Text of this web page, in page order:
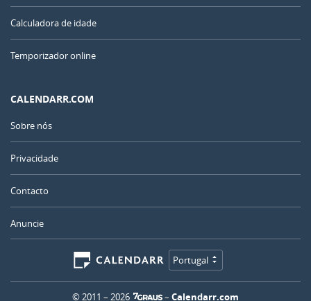
Calculadora de idade
Temporizador online
CALENDARR.COM
Sobre nós
Privacidade
Contacto
Anuncie
Portugal
© 2011 – 2026 – Calendarr.com